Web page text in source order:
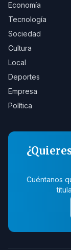
Economía
Tecnología
Sociedad
Cultura
Local
Deportes
Empresa
Política
Cuéntanos